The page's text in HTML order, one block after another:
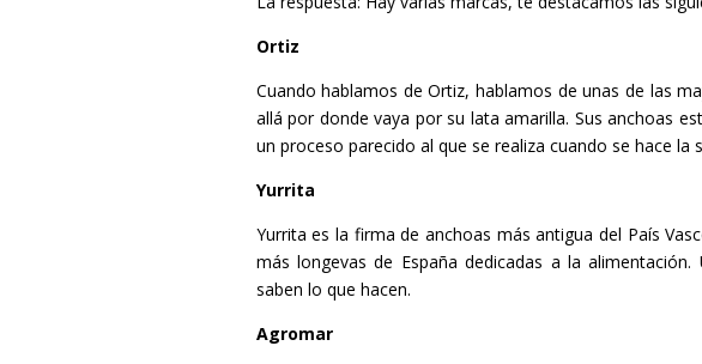
Ortiz
Cuando hablamos deOrtiz, hablamos de unas de las
allá por donde vaya por su lata amarilla. Sus anchoas
un proceso parecido al que se realiza cuando se hace la
Yurrita
Yurrita es la firma de anchoas más antigua del País
más longevas de España dedicadas a la
saben lo que hacen.
Agromar